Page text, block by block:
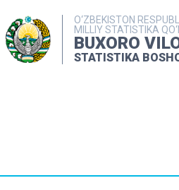
O‘ZBEKISTON
MILLIY STATISTIKA
BUXORO
STATISTIKA
MATBUOT